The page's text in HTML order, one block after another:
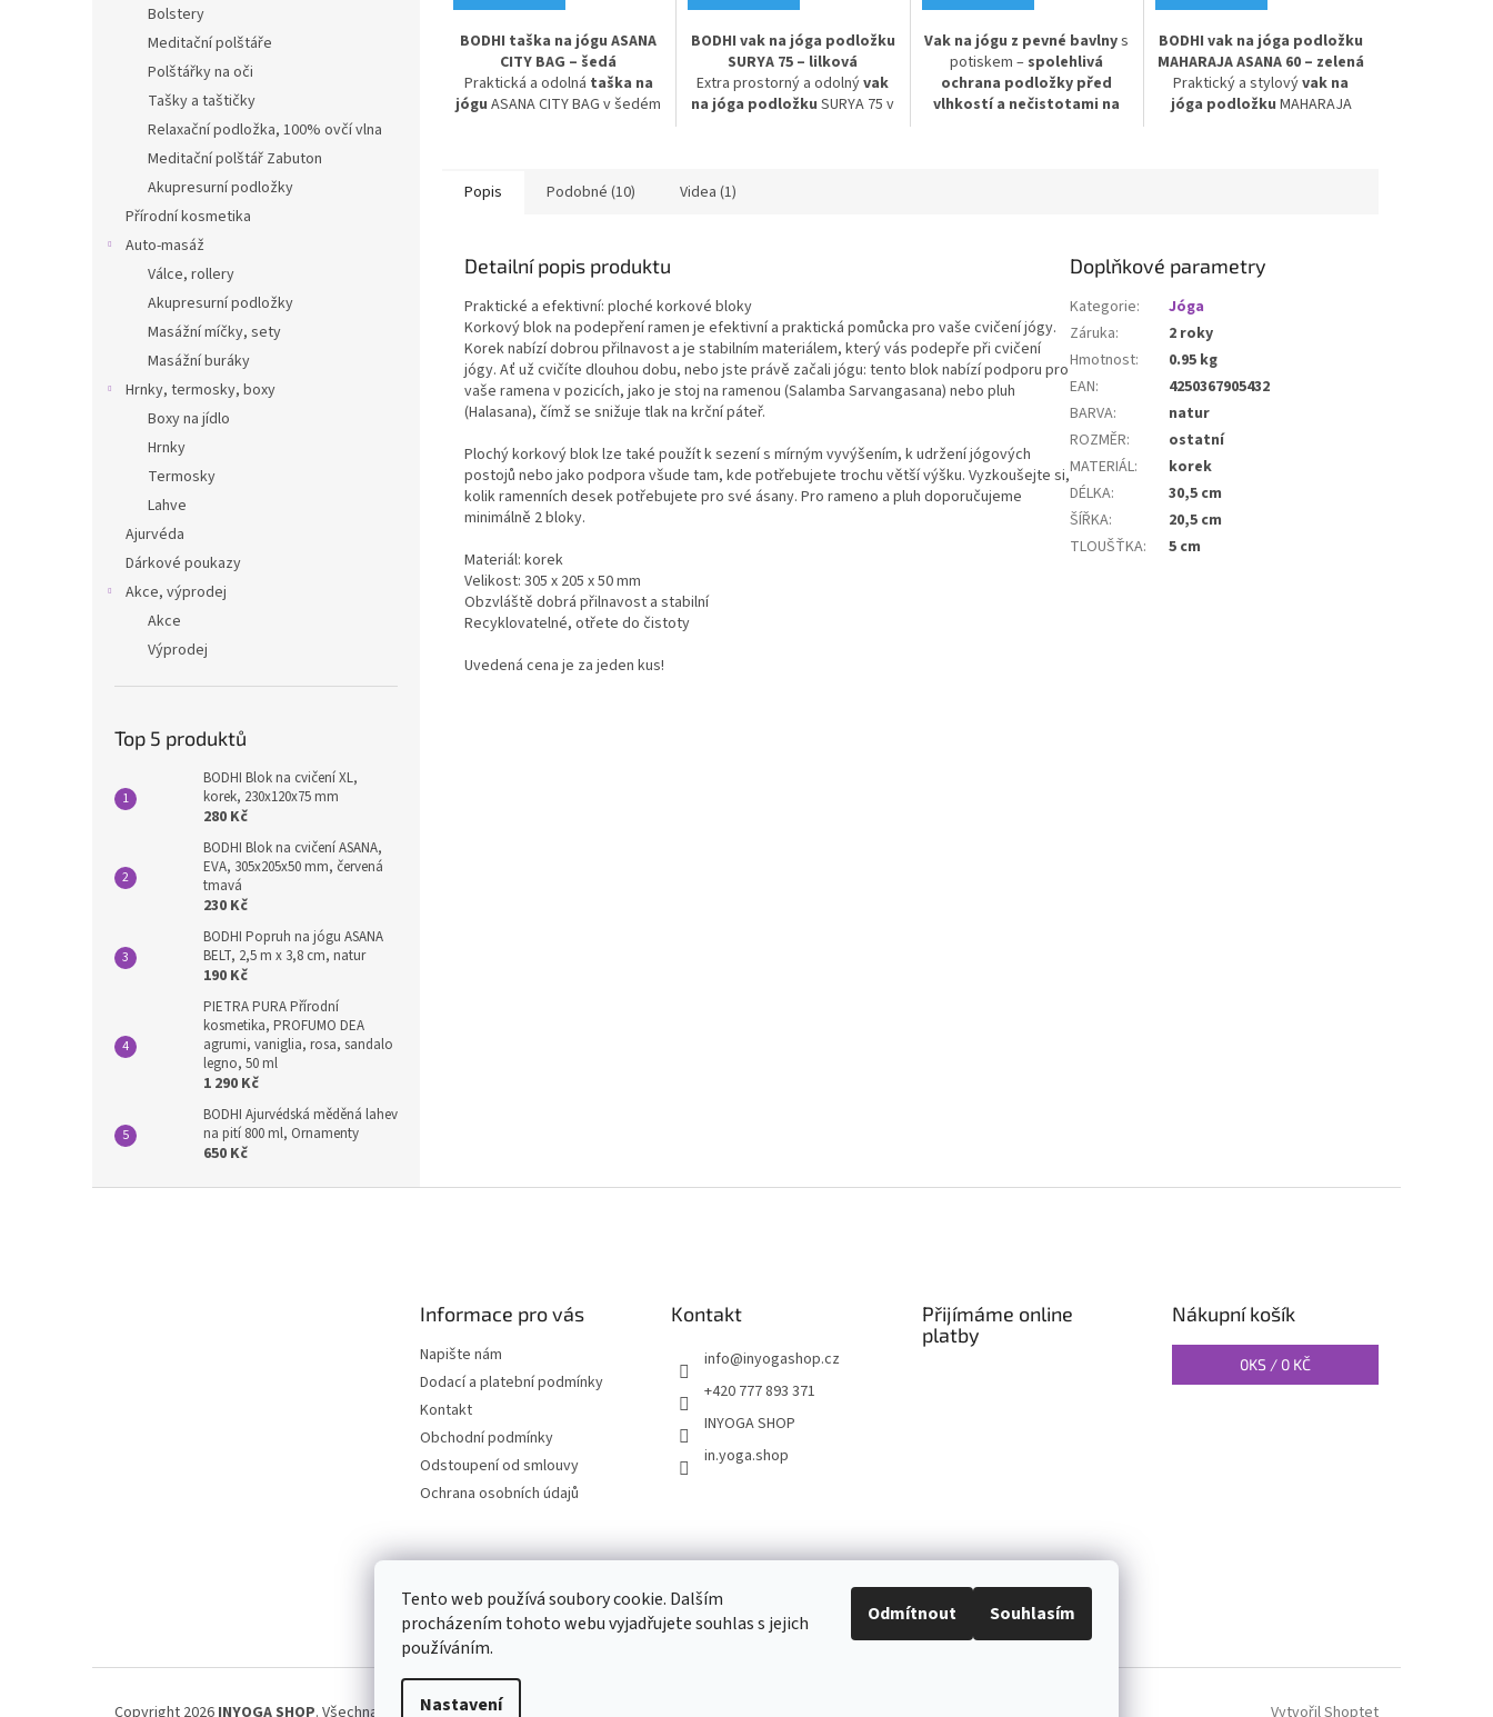
Tento web používá soubory cookie. Dalším
procházením tohoto webu vyjadřujete souhlas s jejich
používáním.
Nastavení
Odmítnout Souhlasím
Bolstery
Meditační polštáře
Polštářky na oči
Tašky a taštičky
Relaxační podložka, 100% ovčí vlna
Meditační polštář Zabuton
Akupresurní podložky
Přírodní kosmetika
Auto-masáž
Válce, rollery
Akupresurní podložky
Masážní míčky, sety
Masážní buráky
Hrnky, termosky, boxy
Boxy na jídlo
Hrnky
Termosky
Lahve
Ajurvéda
Dárkové poukazy
Akce, výprodej
Akce
Výprodej
Top 5 produktů
BODHI Blok na cvičení XL,
korek, 230x120x75 mm
280 Kč
BODHI Blok na cvičení ASANA,
EVA, 305x205x50 mm, červená
tmavá
230 Kč
BODHI Popruh na jógu ASANA
BELT, 2,5 m x 3,8 cm, natur
190 Kč
PIETRA PURA Přírodní
kosmetika, PROFUMO DEA
agrumi, vaniglia, rosa, sandalo
legno, 50 ml
1 290 Kč
BODHI Ajurvédská měděná lahev
na pití 800 ml, Ornamenty
650 Kč
BODHI taška na jógu ASANA
CITY BAG – šedá
Praktická a odolná taška na
jógu ASANA CITY BAG v šedém
zatímco prostorný design
každodenní použití a cestování.
BODHI vak na jóga podložku
SURYA 75 – lilková
Extra prostorný a odolnývak
na jóga podložku SURYA 75 v
bavlny
Vak na jógu z pevné bavlnys
potiskem – spolehlivá
ochrana podložky před
vlhkostí a nečistotami na
BODHI vak na jóga podložku
MAHARAJA ASANA 60 – zelená
Praktický a stylovývak na
jóga podložku MAHARAJA
Popis Podobné (10) Videa (1)
Detailní popis produktu
Praktické a efektivní: ploché korkové bloky
Korkový blok na podepření ramen je efektivní a praktická pomůcka pro vaše cvičení jógy.
Korek nabízí dobrou přilnavost a je stabilním materiálem, který vás podepře při cvičení
jógy. Ať už cvičíte dlouhou dobu, nebo jste právě začali jógu: tento blok nabízí podporu pro
vaše ramena v pozicích, jako je stoj na ramenou (Salamba Sarvangasana) nebo pluh
(Halasana), čímž se snižuje tlak na krční páteř.
Plochý korkový blok lze také použít k sezení s mírným vyvýšením, k udržení jógových
postojů nebo jako podpora všude tam, kde potřebujete trochu větší výšku. Vyzkoušejte si,
kolik ramenních desek potřebujete pro své ásany. Pro rameno a pluh doporučujeme
minimálně 2 bloky.
Materiál: korek
Velikost: 305 x 205 x 50 mm
Obzvláště dobrá přilnavost a stabilní
Recyklovatelné, otřete do čistoty
Uvedená cena je za jeden kus!
Doplňkové parametry
Kategorie:
Jóga
Záruka:
2 roky
Hmotnost:
0.95 kg
EAN:
4250367905432
BARVA:
natur
ROZMĚR:
ostatní
MATERIÁL:
korek
DÉLKA:
30,5 cm
ŠÍŘKA:
20,5 cm
TLOUŠŤKA: 5 cm
Informace pro vás
Napište nám
Dodací a platební podmínky
Kontakt
Obchodní podmínky
Odstoupení od smlouvy
Ochrana osobních údajů
Kontakt
info@inyogashop.cz
+420 777 893 371
INYOGA SHOP
in.yoga.shop
Přijímáme online
platby
Nákupní košík
0KS / 0 KČ
Kontakt
Vytvořil Shoptet
Copyright 2026 INYOGA SHOP. Všechna práva vyhrazena.Upravit nastavení cookies